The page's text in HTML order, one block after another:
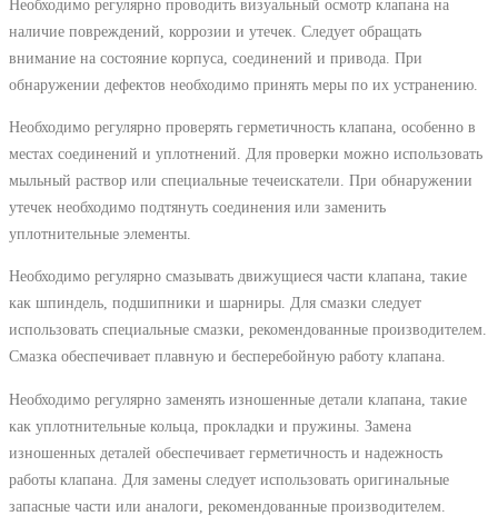
Необходимо регулярно проводить визуальный осмотр клапана на
наличие повреждений, коррозии и утечек. Следует обращать
внимание на состояние корпуса, соединений и привода. При
обнаружении дефектов необходимо принять меры по их устранению.
Необходимо регулярно проверять герметичность клапана, особенно в
местах соединений и уплотнений. Для проверки можно использовать
мыльный раствор или специальные течеискатели. При обнаружении
утечек необходимо подтянуть соединения или заменить
уплотнительные элементы.
Необходимо регулярно смазывать движущиеся части клапана, такие
как шпиндель, подшипники и шарниры. Для смазки следует
использовать специальные смазки, рекомендованные производителем.
Смазка обеспечивает плавную и бесперебойную работу клапана.
Необходимо регулярно заменять изношенные детали клапана, такие
как уплотнительные кольца, прокладки и пружины. Замена
изношенных деталей обеспечивает герметичность и надежность
работы клапана. Для замены следует использовать оригинальные
запасные части или аналоги, рекомендованные производителем.